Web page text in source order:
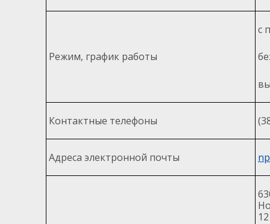
Режим, график работы
с
Контактные телефоны
Адреса электронной почты